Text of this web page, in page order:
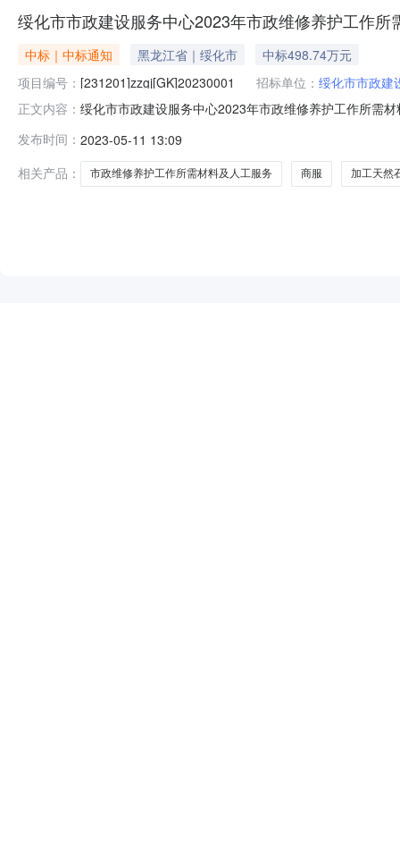
绥化市市政建设服务中心2023年市政维修养护工作
中标｜中标通知 黑龙江省｜绥化市
中标498.74万元
项目编号： [231201]zzgj[GK]20230001 招标单位： 绥化市市政建
正文内容： 绥化市市政建设服务中心2023年市政维修养护工作所需
市鑫达劳务派遣有限公司)黑龙江省绥化市北林区嘉美小
发布时间： 2023-05-11 13:09
相关产品：
市政维修养护工作所需材料及人工服务 商服 加工天然